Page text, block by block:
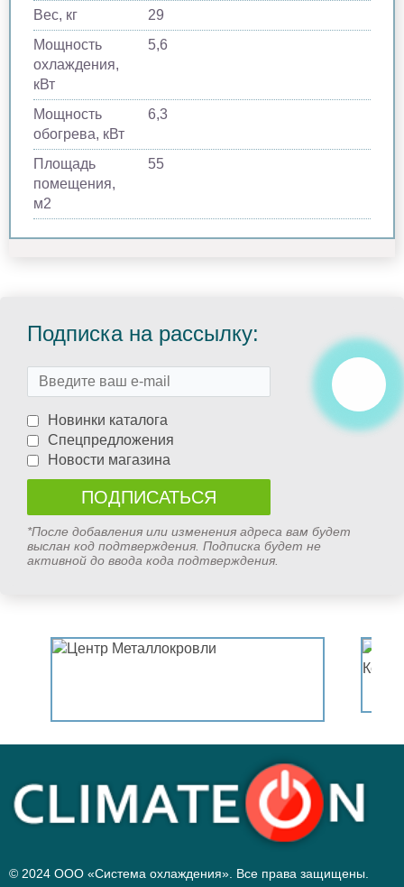
Вес, кг
29
Мощность
охлаждения,
кВт
5,6
Мощность
обогрева, кВт
6,3
Площадь
помещения,
м2
55
Подписка на рассылку:
Новинки каталога
Спецпредложения
Новости магазина
*После добавления или изменения адреса вам будет
выслан код подтверждения. Подписка будет не
активной до ввода кода подтверждения.
© 2024 ООО «Система охлаждения». Все права защищены.